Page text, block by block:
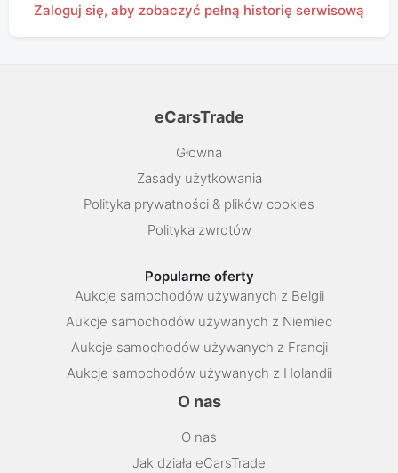
Zaloguj się, aby zobaczyć pełną historię serwisową
eCarsTrade
Głowna
Zasady użytkowania
Polityka prywatności & plików cookies
Polityka zwrotów
Popularne oferty
Aukcje samochodów używanych z Belgii
Aukcje samochodów używanych z Niemiec
Aukcje samochodów używanych z Francji
Aukcje samochodów używanych z Holandii
O nas
O nas
Jak działa eCarsTrade